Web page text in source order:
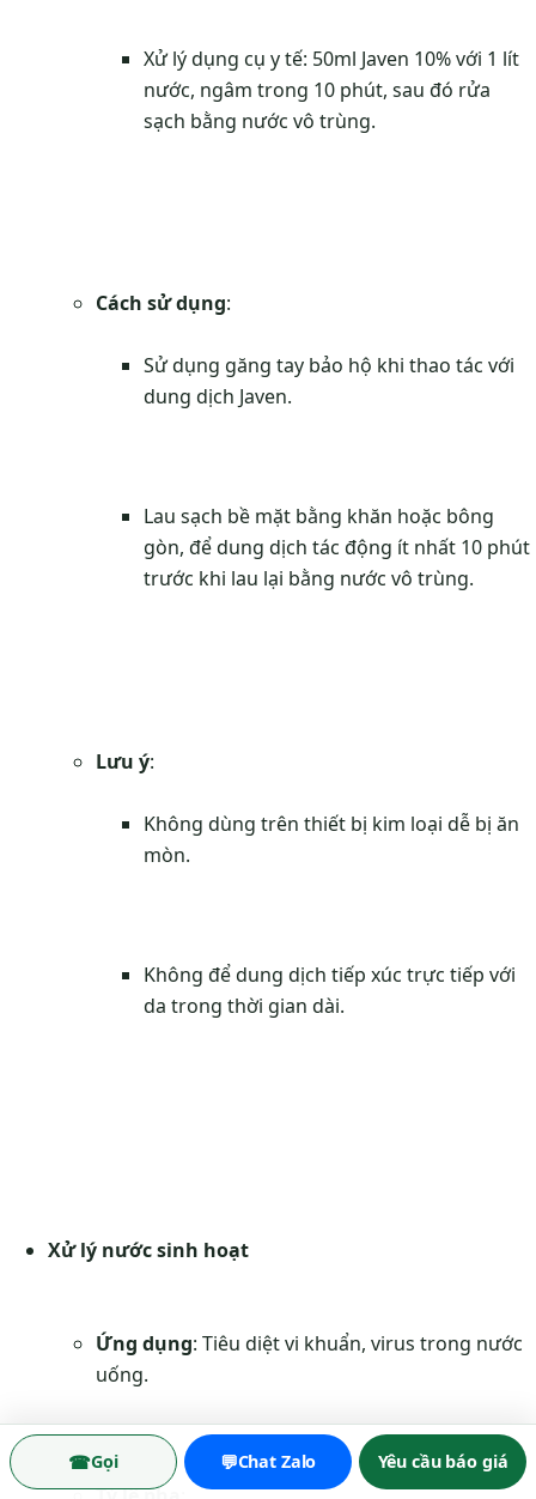
Xử lý dụng cụ y tế: 50ml Javen 10% với 1 lít
nước, ngâm trong 10 phút, sau đó rửa
sạch bằng nước vô trùng.
Cách sử dụng:
Sử dụng găng tay bảo hộ khi thao tác với
dung dịch Javen.
Lau sạch bề mặt bằng khăn hoặc bông
gòn, để dung dịch tác động ít nhất 10 phút
trước khi lau lại bằng nước vô trùng.
Lưu ý:
Không dùng trên thiết bị kim loại dễ bị ăn
mòn.
Không để dung dịch tiếp xúc trực tiếp với
da trong thời gian dài.
Xử lý nước sinh hoạt
Ứng dụng: Tiêu diệt vi khuẩn, virus trong nước
uống.
☎Gọi 💬Chat Zalo Yêu cầu báo giá